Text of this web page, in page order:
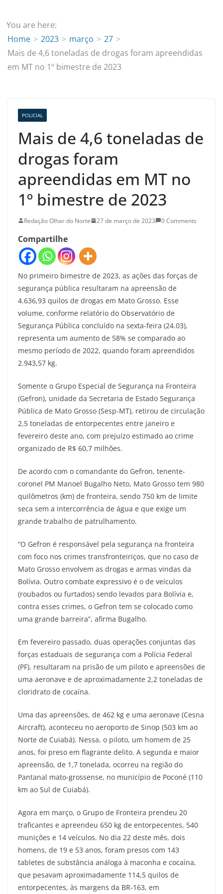
You are here:
Home
2023 março
27
Mais de 4,6 toneladas de drogas foram apreendidas
em MT no 1º bimestre de 2023
POLICIAL
Mais de 4,6 toneladas de
drogas foram
apreendidas em MT no
1º bimestre de 2023
Redação Olhar do Norte 27 de março de 2023 0 Comments
Compartilhe
No primeiro bimestre de 2023, as ações das forças de
segurança pública resultaram na apreensão de
4.636,93 quilos de drogas em Mato Grosso. Esse
volume, conforme relatório do Observatório de
Segurança Pública concluído na sexta-feira (24.03),
representa um aumento de 58% se comparado ao
mesmo período de 2022, quando foram apreendidos
2.943,57 kg.
Somente o Grupo Especial de Segurança na Fronteira
(Gefron), unidade da Secretaria de Estado Segurança
Pública de Mato Grosso (Sesp-MT), retirou de circulação
2,5 toneladas de entorpecentes entre janeiro e
fevereiro deste ano, com prejuízo estimado ao crime
organizado de R$ 60,7 milhões.
De acordo com o comandante do Gefron, tenente-
coronel PM Manoel Bugalho Neto, Mato Grosso tem 980
quilômetros (km) de fronteira, sendo 750 km de limite
seca sem a intercorrência de água e que exige um
grande trabalho de patrulhamento.
“O Gefron é responsável pela segurança na fronteira
com foco nos crimes transfronteiriços, que no caso de
Mato Grosso envolvem as drogas e armas vindas da
Bolívia. Outro combate expressivo é o de veículos
(roubados ou furtados) sendo levados para Bolívia e,
contra esses crimes, o Gefron tem se colocado como
uma grande barreira”, afirma Bugalho.
Em fevereiro passado, duas operações conjuntas das
forças estaduais de segurança com a Polícia Federal
(PF), resultaram na prisão de um piloto e apreensões de
uma aeronave e de aproximadamente 2,2 toneladas de
cloridrato de cocaína.
Uma das apreensões, de 462 kg e uma aeronave (Cesna
Aircraft), aconteceu no aeroporto de Sinop (503 km ao
Norte de Cuiabá). Nessa, o piloto, um homem de 25
anos, foi preso em flagrante delito. A segunda e maior
apreensão, de 1,7 tonelada, ocorreu na região do
Pantanal mato-grossense, no município de Poconé (110
km ao Sul de Cuiabá).
Agora em março, o Grupo de Fronteira prendeu 20
traficantes e apreendeu 650 kg de entorpecentes, 540
munições e 14 veículos. No dia 22 deste mês, dois
homens, de 19 e 53 anos, foram presos com 143
tabletes de substância análoga à maconha e cocaína,
que pesavam aproximadamente 114,5 quilos de
entorpecentes, às margens da BR-163, em